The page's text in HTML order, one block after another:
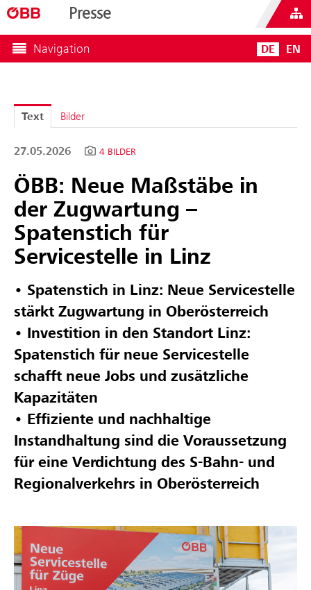
Presse
Navigation DE EN
Text Bilder
27.05.2026 4 BILDER
ÖBB: Neue Maßstäbe in
der Zugwartung –
Spatenstich für
Servicestelle in Linz
• Spatenstich in Linz: Neue Servicestelle
stärkt Zugwartung in Oberösterreich
• Investition in den Standort Linz:
Spatenstich für neue Servicestelle
schafft neue Jobs und zusätzliche
Kapazitäten
• Effiziente und nachhaltige
Instandhaltung sind die Voraussetzung
für eine Verdichtung des S-Bahn- und
Regionalverkehrs in Oberösterreich